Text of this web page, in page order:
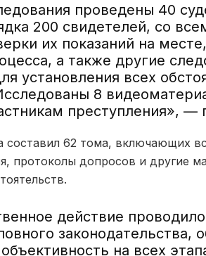
проведены 40
200 свидетелей, со
их показаний на
а также другие
установления всех
8
преступления», —
составил 62 тома, включающих
протоколы допросов и другие
действие
законодательства,
на всех